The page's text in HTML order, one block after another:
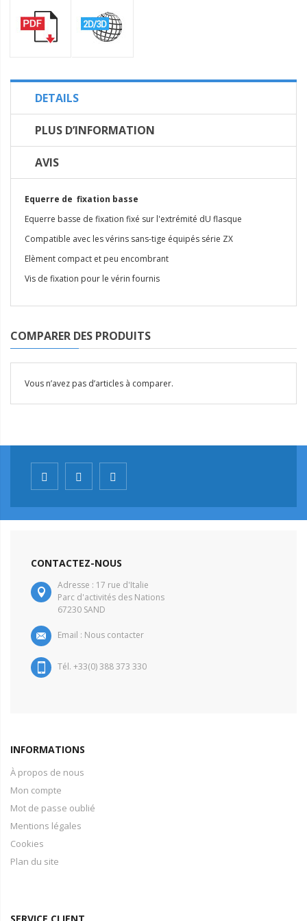
DETAILS
PLUS D’INFORMATION
AVIS
Equerre de fixation basse
Equerre basse de fixation fixé sur l'extrémité dU flasque
Compatible avec les vérins sans-tige équipés série ZX
Elèment compact et peu encombrant
Vis de fixation pour le vérin fournis
COMPARER DES PRODUITS
Vous n’avez pas d’articles à comparer.
CONTACTEZ-NOUS
Adresse : 17 rue d'Italie
Parc d'activités des Nations
67230 SAND
Email : Nous contacter
Tél. +33(0) 388 373 330
INFORMATIONS
À propos de nous
Mon compte
Mot de passe oublié
Mentions légales
Cookies
Plan du site